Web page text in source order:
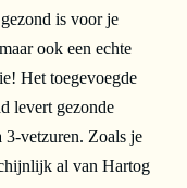
is voor je
ook een echte
Het toegevoegde
levert gezonde
3-vetzuren. Zoals je
al van Hartog